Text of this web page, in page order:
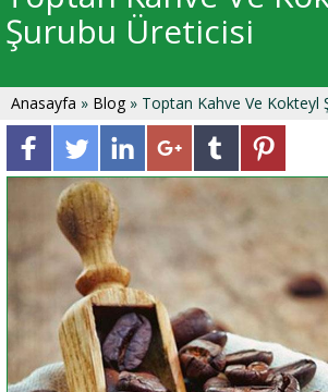
Şurubu Üreticisi
Anasayfa » Blog » Toptan Kahve Ve Kokteyl